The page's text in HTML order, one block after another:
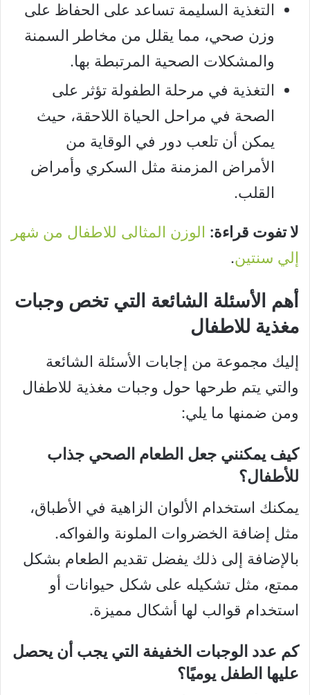
التغذية السليمة تساعد على الحفاظ على
وزن صحي، مما يقلل من مخاطر السمنة
والمشكلات الصحية المرتبطة بها.
التغذية في مرحلة الطفولة تؤثر على
الصحة في مراحل الحياة اللاحقة، حيث
يمكن أن تلعب دور في الوقاية من
الأمراض المزمنة مثل السكري وأمراض
القلب.
لا تفوت قراءة: الوزن المثالى للاطفال من شهر
إلي سنتين.
أهم الأسئلة الشائعة التي تخص وجبات
مغذية للاطفال
إليك مجموعة من إجابات الأسئلة الشائعة
والتي يتم طرحها حول وجبات مغذية للاطفال
ومن ضمنها ما يلي:
كيف يمكنني جعل الطعام الصحي جذاب
للأطفال؟
يمكنك استخدام الألوان الزاهية في الأطباق،
مثل إضافة الخضروات الملونة والفواكه.
بالإضافة إلى ذلك يفضل تقديم الطعام بشكل
ممتع، مثل تشكيله على شكل حيوانات أو
استخدام قوالب لها أشكال مميزة.
كم عدد الوجبات الخفيفة التي يجب أن يحصل
عليها الطفل يوميًا؟